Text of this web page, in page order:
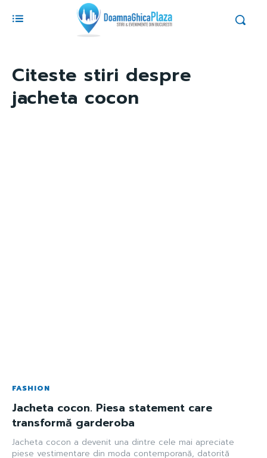
Citeste stiri despre
jacheta cocon
FASHION
Jacheta cocon. Piesa statement care
transformă garderoba
Jacheta cocon a devenit una dintre cele mai apreciate
piese vestimentare din moda contemporană, datorită